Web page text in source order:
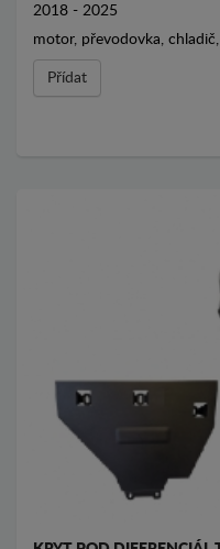
2018 - 2025
motor, převodovka,
Přídat